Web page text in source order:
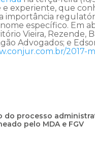
e experiente, que
importância
específico. Em
Vieira, Rezende,
Advogados; e
2017-
do processo
pelo MDA e FGV